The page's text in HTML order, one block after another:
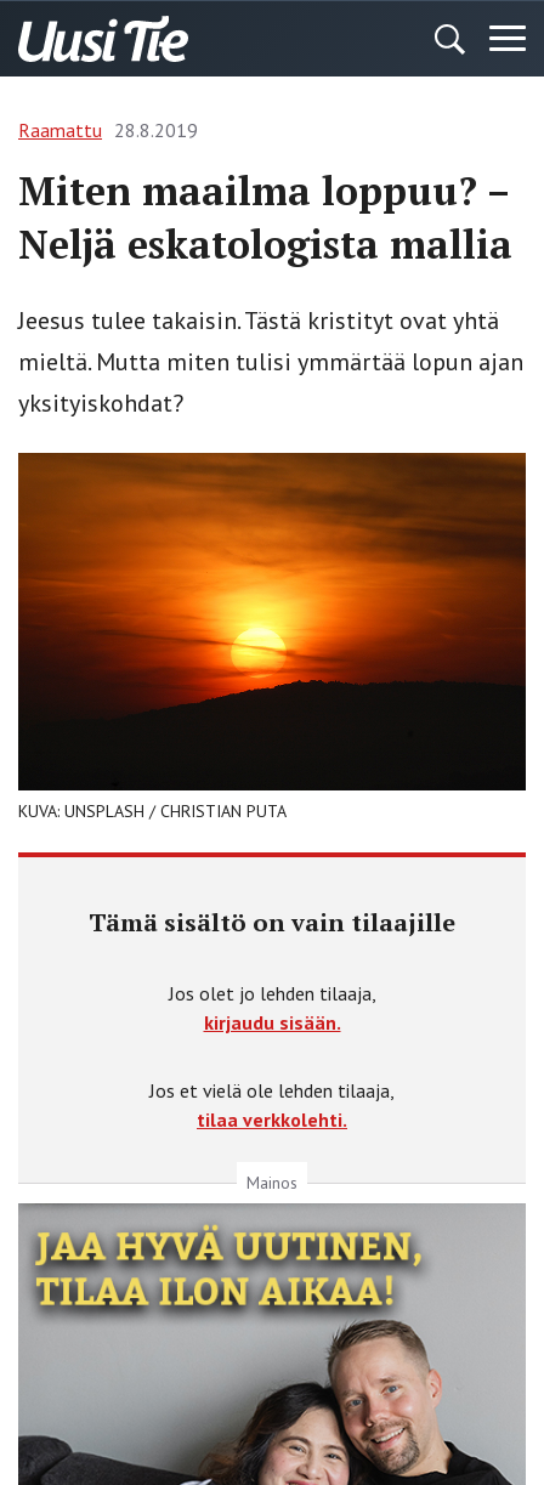
Raamattu 28.8.2019
Miten maailma loppuu? –
Neljä eskatologista mallia
Jeesus tulee takaisin. Tästä kristityt ovat yhtä
mieltä. Mutta miten tulisi ymmärtää lopun ajan
yksityiskohdat?
KUVA: UNSPLASH / CHRISTIAN PUTA
Tämä sisältö on vain tilaajille
Jos olet jo lehden tilaaja,
kirjaudu sisään.
Jos et vielä ole lehden tilaaja,
tilaa verkkolehti.
Mainos